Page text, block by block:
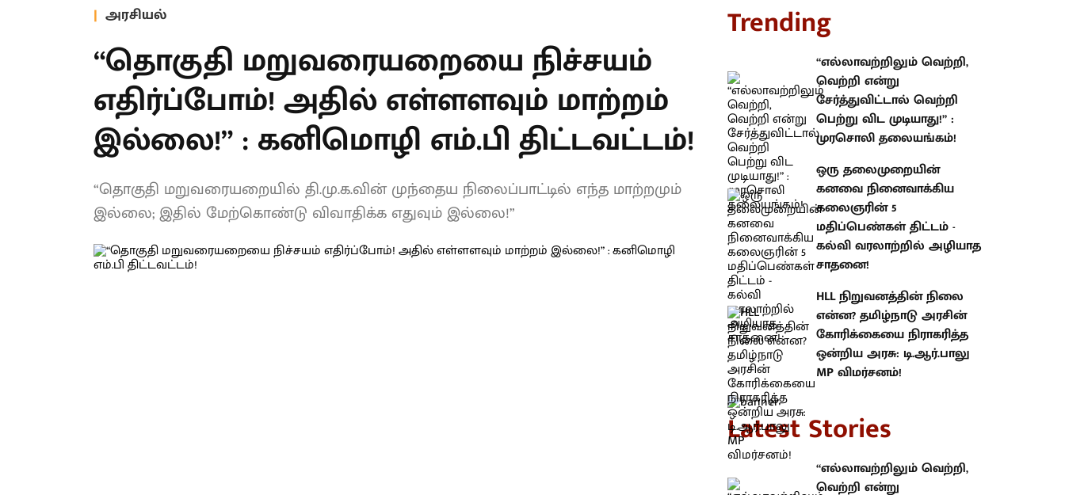
அரசியல்
“தொகுதி மறுவரையறையை நிச்சயம்
எதிர்ப்போம்! அதில் எள்ளளவும்
மாற்றம் இல்லை!” : கனிமொழி எம்.பி
திட்டவட்டம்!
“தொகுதி மறுவரையறையில் தி.மு.க.வின் முந்தைய நிலைப்பாட்டில் எந்த
மாற்றமும் இல்லை; இதில் மேற்கொண்டு விவாதிக்க எதுவும் இல்லை!”
Trending
“எல்லாவற்றிலும் வெற்றி, வெற்றி
என்று சேர்த்துவிட்டால் வெற்றி
பெற்று விட முடியாது!” : முரசொலி
தலையங்கம்!
ஒரு தலைமுறையின் கனவை
நினைவாக்கிய கலைஞரின் 5
மதிப்பெண்கள் திட்டம் - கல்வி
வரலாற்றில் அழியாத சாதனை!
HLL நிறுவனத்தின் நிலை என்ன?
தமிழ்நாடு அரசின் கோரிக்கையை
நிராகரித்த ஒன்றிய அரசு:
டி.ஆர்.பாலு MP விமர்சனம்!
Latest Stories
“எல்லாவற்றிலும் வெற்றி, வெற்றி
என்று சேர்த்துவிட்டால் வெற்றி
பெற்று விட முடியாது!” : முரசொலி
தலையங்கம்!
ஒரு தலைமுறையின் கனவை